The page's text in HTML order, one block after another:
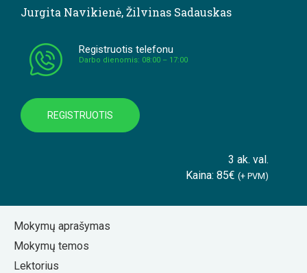
Jurgita Navikienė,Žilvinas Sadauskas
Registruotis telefonu
Darbo dienomis: 08:00 – 17:00
REGISTRUOTIS
3 ak. val.
Kaina: 85€ (+ PVM)
Mokymų aprašymas
Mokymų temos
Lektorius